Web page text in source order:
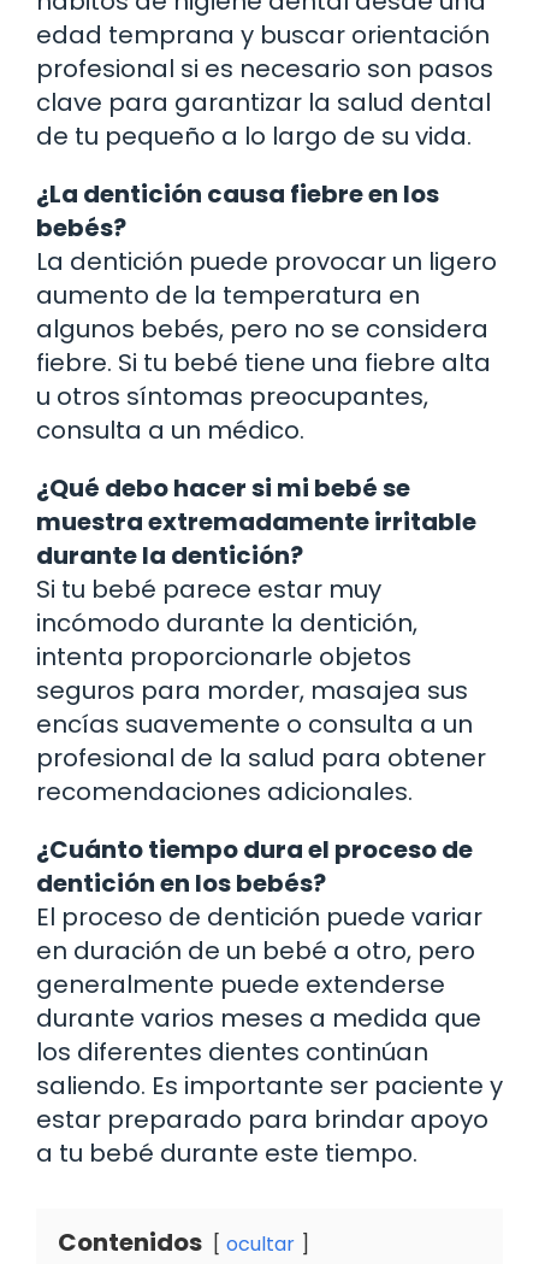
edad temprana y buscar orientación
profesional si es necesario son pasos
clave para garantizar la salud dental
de tu pequeño a lo largo de su vida.
¿La dentición causa fiebre en los
bebés?
La dentición puede provocar un ligero
aumento de la temperatura en
algunos bebés, pero no se considera
fiebre. Si tu bebé tiene una fiebre alta
u otros síntomas preocupantes,
consulta a un médico.
¿Qué debo hacer si mi bebé se
muestra extremadamente irritable
durante la dentición?
Si tu bebé parece estar muy
incómodo durante la dentición,
intenta proporcionarle objetos
seguros para morder, masajea sus
encías suavemente o consulta a un
profesional de la salud para obtener
recomendaciones adicionales.
¿Cuánto tiempo dura el proceso de
dentición en los bebés?
El proceso de dentición puede variar
en duración de un bebé a otro, pero
generalmente puede extenderse
durante varios meses a medida que
los diferentes dientes continúan
saliendo. Es importante ser paciente y
estar preparado para brindar apoyo
a tu bebé durante este tiempo.
Contenidos ocultar